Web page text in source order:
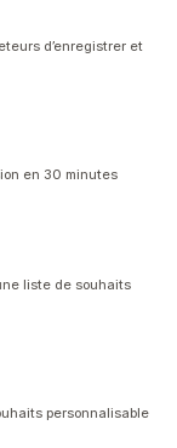
d’enregistrer et
en 30 minutes
liste de souhaits
personnalisable